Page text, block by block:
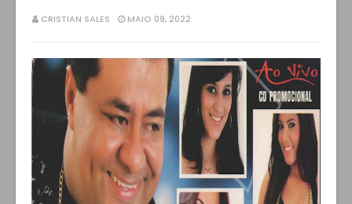
CRISTIAN SALES MAIO 09, 2022